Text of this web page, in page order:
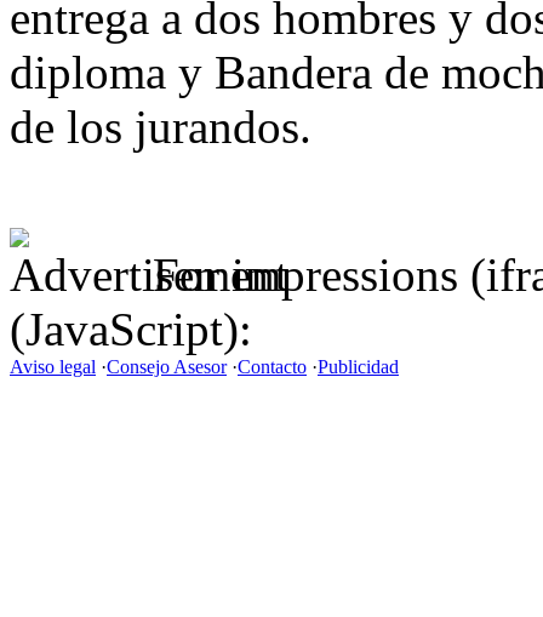
entrega a dos hombres y
diploma y Bandera de
de los jurandos.
For impressions
(JavaScript):
Aviso legal ·Consejo Asesor·Contacto ·Publicidad